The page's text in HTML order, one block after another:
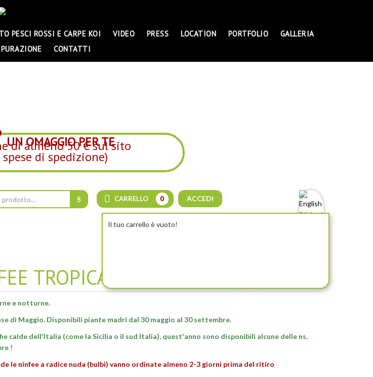
PESCI ROSSI E CARPE KOI VIDEO PRESS LOCATION PORTFOLIO
GALLERIA
CONTATTI
UN OMAGGIO PER TE
di almeno 50 € sul sito
spese di spedizione)
CARRELLO 0
Il tuo carrello è vuoto!
ACCEDI
TROPICALI - (NYMPHAEA)
e notturne.
di Maggio. Disponibili piante madri dal 30 maggio al 30 settembre.
calde dell'Italia (come la Sicilia o il sud Italia), quest'anno sono disponibili alcune delle ns.
!
le ninfee a radice nuda (bulbi) vanno ordinate almeno 2-3 giorni prima del ritiro